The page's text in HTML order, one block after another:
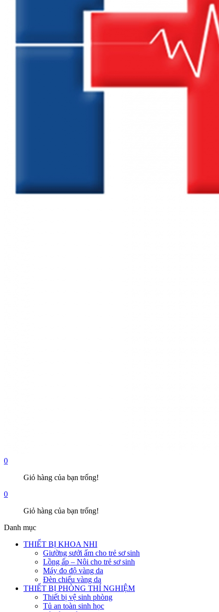
0
Giỏ hàng của bạn trống!
0
Giỏ hàng của bạn trống!
Danh mục
THIẾT BỊ KHOA NHI
Giường sưởi ấm cho trẻ sơ sinh
Lồng ấp – Nôi cho trẻ sơ sinh
Máy đo độ vàng da
Đèn chiếu vàng da
THIẾT BỊ PHÒNG THÍ NGHIỆM
Thiết bị vệ sinh phòng
Tủ an toàn sinh học